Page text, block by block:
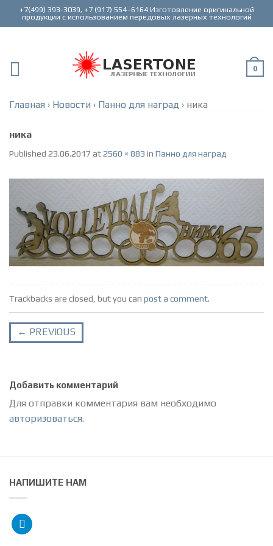
+7(499) 393-3039, +7 (917) 554–6164 Изготовление оригинальной
0
Главная › Новости › Панно для наград › ника
ника
Published 23.06.2017 at2560 × 883 in Панно для наград
Trackbacks are closed, but you can post a comment.
← PREVIOUS
Добавить комментарий
Для отправки комментария вам необходимо
авторизоваться.
НАПИШИТЕ НАМ
telegram